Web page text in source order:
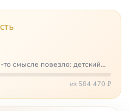
смысле повезло: детский
её не очень сильно. Но
немалые проблемы – Маша
из 584 470 ₽